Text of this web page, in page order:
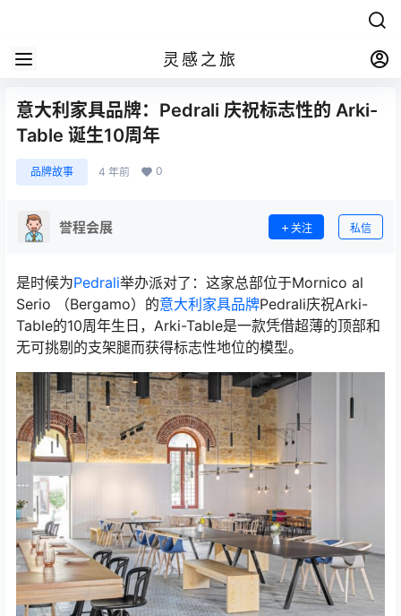
灵感之旅
意大利家具品牌：Pedrali 庆祝标志性的 Arki-
Table 诞生10周年
品牌故事 4 年前 0
誉程会展 关注 私信
是时候为Pedrali举办派对了：这家总部位于Mornico al
Serio （Bergamo）的意大利家具品牌Pedrali庆祝Arki-
Table的10周年生日，Arki-Table是一款凭借超薄的顶部和
无可挑剔的支架腿而获得标志性地位的模型。